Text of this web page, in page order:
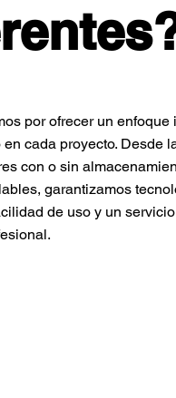
por ofrecer un enfoque
cada proyecto. Desde
con o sin
garantizamos
de uso y un